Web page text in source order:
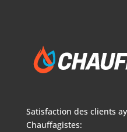
Satisfaction des clients
Chauffagistes: